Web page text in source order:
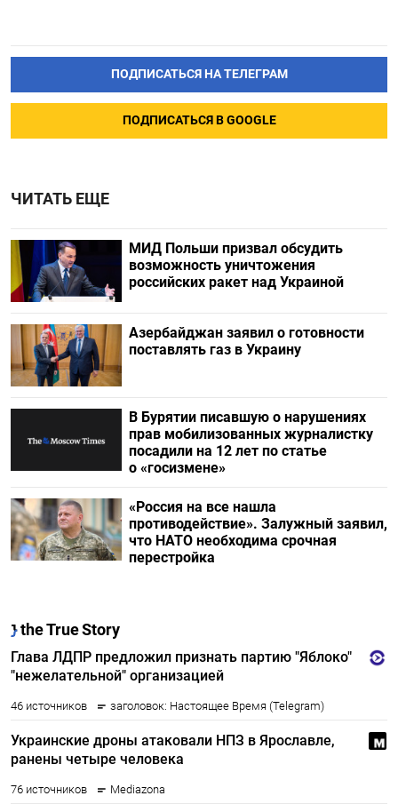
ПОДПИСАТЬСЯ НА ТЕЛЕГРАМ
ПОДПИСАТЬСЯ В GOOGLE
ЧИТАТЬ ЕЩЕ
МИД Польши призвал обсудить
возможность уничтожения
российских ракет над Украиной
Азербайджан заявил о готовности
поставлять газ в Украину
В Бурятии писавшую о нарушениях
прав мобилизованных журналистку
посадили на 12 лет по статье
о «госизмене»
«Россия на все нашла
противодействие». Залужный заявил,
что НАТО необходима срочная
перестройка